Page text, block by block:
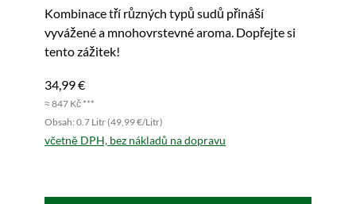
Kombinace tří různých typů sudů přináší
vyvážené a mnohovrstevné aroma. Dopřejte si
tento zážitek!
34,99 €
≈ 847 Kč ***
Obsah: 0.7 Litr (49,99 €/Litr)
včetně DPH, bez nákladů na dopravu